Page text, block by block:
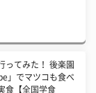
ってみた！ 後楽園
」でマツコも食べ
食【全国学食